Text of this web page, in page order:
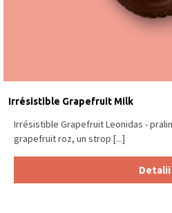
Irrésistible Grapefruit Milk
Irrésistible Grapefruit Leonidas -
grapefruit roz, un strop [...]
Detalii